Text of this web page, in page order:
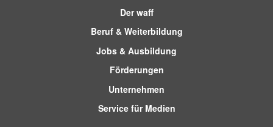
Der waff
Beruf & Weiterbildung
Jobs & Ausbildung
Förderungen
Unternehmen
Service für Medien